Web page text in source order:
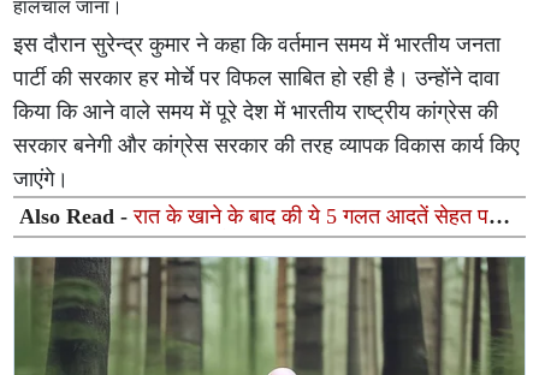
हालचाल जाना।
इस दौरान सुरेन्द्र कुमार ने कहा कि वर्तमान समय में भारतीय जनता
पार्टी की सरकार हर मोर्चे पर विफल साबित हो रही है। उन्होंने दावा
किया कि आने वाले समय में पूरे देश में भारतीय राष्ट्रीय कांग्रेस की
सरकार बनेगी और कांग्रेस सरकार की तरह व्यापक विकास कार्य किए
जाएंगे।
Also Read -रात के खाने के बाद की ये 5 गलत आदतें सेहत पर
पड़ सकती हैं भारी, डॉक्टर ने दी चेतावनी